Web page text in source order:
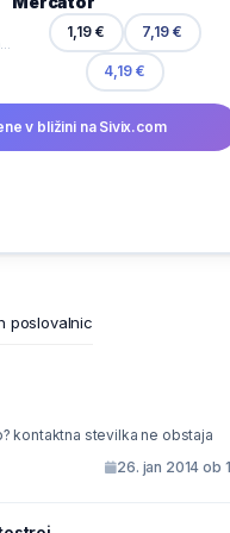
1,19 € 7,19 €
4,19 €
v bližini na Sivix.com
poslovalnic
ali sploh se obratujejo? kontaktna stevilka ne obstaja
26. jan 2014 ob